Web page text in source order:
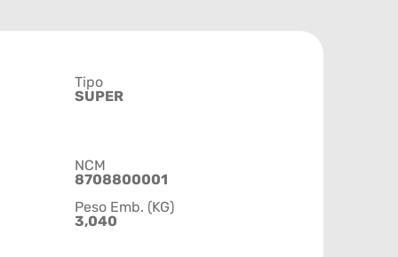
Tipo
SUPER
NCM
8708800001
Peso Emb. (KG)
3,040